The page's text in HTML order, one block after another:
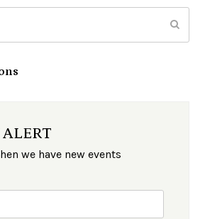
we have new events